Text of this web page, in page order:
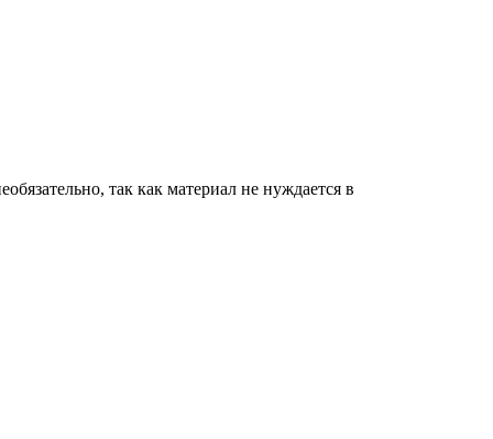
так как материал не нуждается в